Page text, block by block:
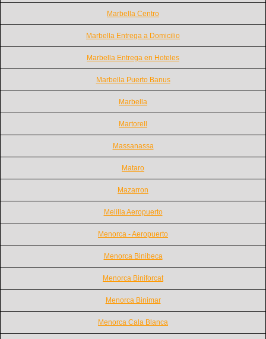
Marbella Centro
Marbella Entrega a Domicilio
Marbella Entrega en Hoteles
Marbella Puerto Banus
Marbella
Martorell
Massanassa
Mataro
Mazarron
Melilla Aeropuerto
Menorca - Aeropuerto
Menorca Binibeca
Menorca Biniforcat
Menorca Binimar
Menorca Cala Blanca